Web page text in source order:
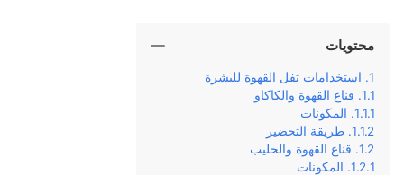
محتويات
استخدامات تفل القهوة للبشرة
قناع القهوة والكاكاو
المكونات
طريقة التحضير
قناع القهوة والحليب
المكونات